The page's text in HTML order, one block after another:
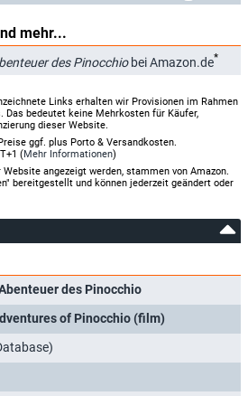
mehr...
des Pinocchiobei Amazon.de*
Links erhalten wir Provisionen im Rahmen
bedeutet keine Mehrkosten für Käufer,
dieser Website.
ggf. plus Porto & Versandkosten.
(Mehr Informationen)
angezeigt werden, stammen von Amazon.
bereitgestellt und können jederzeit geändert oder
des Pinocchio
of Pinocchio (film)